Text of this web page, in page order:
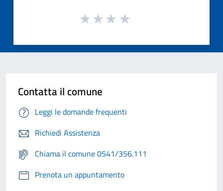
Contatta il comune
Leggi le domande frequenti
Richiedi Assistenza
Chiama il comune 0541/356.111
Prenota un appuntamento